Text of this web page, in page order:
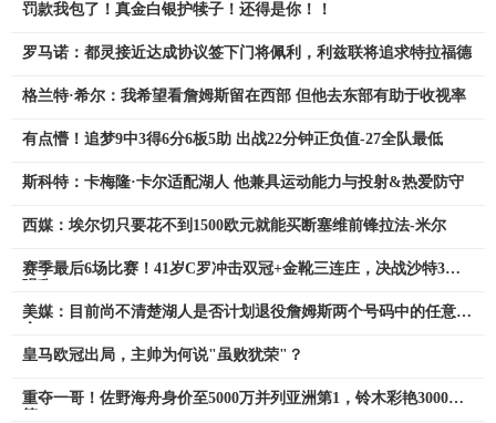
罚款我包了！真金白银护犊子！还得是你！！
罗马诺：都灵接近达成协议签下门将佩利，利兹联将追求特拉福德
格兰特·希尔：我希望看詹姆斯留在西部 但他去东部有助于收视率
有点懵！追梦9中3得6分6板5助 出战22分钟正负值-27全队最低
斯科特：卡梅隆·卡尔适配湖人 他兼具运动能力与投射&热爱防守
西媒：埃尔切只要花不到1500欧元就能买断塞维前锋拉法-米尔
赛季最后6场比赛！41岁C罗冲击双冠+金靴三连庄，决战沙特3大
美媒：目前尚不清楚湖人是否计划退役詹姆斯两个号码中的任意一
皇马欧冠出局，主帅为何说"虽败犹荣"？
重夺一哥！佐野海舟身价至5000万并列亚洲第1，铃木彩艳3000万